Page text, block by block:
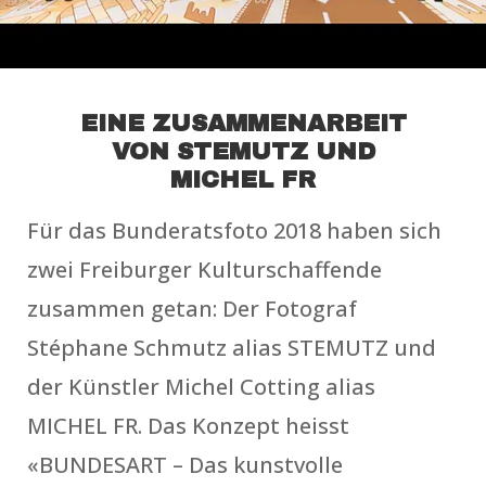
EINE ZUSAMMENARBEIT
VON STEMUTZ UND
MICHEL FR
Für das Bunderatsfoto 2018 haben sich
zwei Freiburger Kulturschaffende
zusammen getan: Der Fotograf
Stéphane Schmutz alias STEMUTZ und
der Künstler Michel Cotting alias
MICHEL FR. Das Konzept heisst
«BUNDESART – Das kunstvolle